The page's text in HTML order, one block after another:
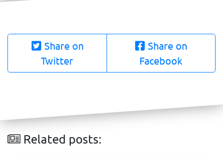
Share on
Twitter
Share on
Facebook
Related posts: